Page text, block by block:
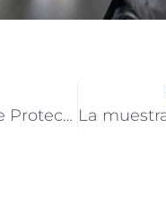
El Hogar de Protección Panambí representó a Colón en el V Congreso “Políticas para la Igualdad”